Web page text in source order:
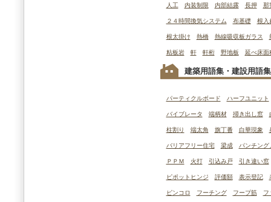
人工 内装制限 内部結露 長押 那
２４時間換気システム 布基礎 根入
根太掛け 熱橋 熱線吸収板ガラス
粘板岩 軒 軒桁 野地板 延べ床面
建築用語集・建設用語
パーティクルボード ハーフユニット
バイブレータ 端柄材 掃き出し窓
柱割り 端太角 旗丁番 白華現象
バリアフリー住宅 梁成 パンチング
ＰＰＭ 火打 引込み戸 引き違い窓
ピポットヒンジ 評価額 表示登記
ピンコロ フーチング フープ筋 フ